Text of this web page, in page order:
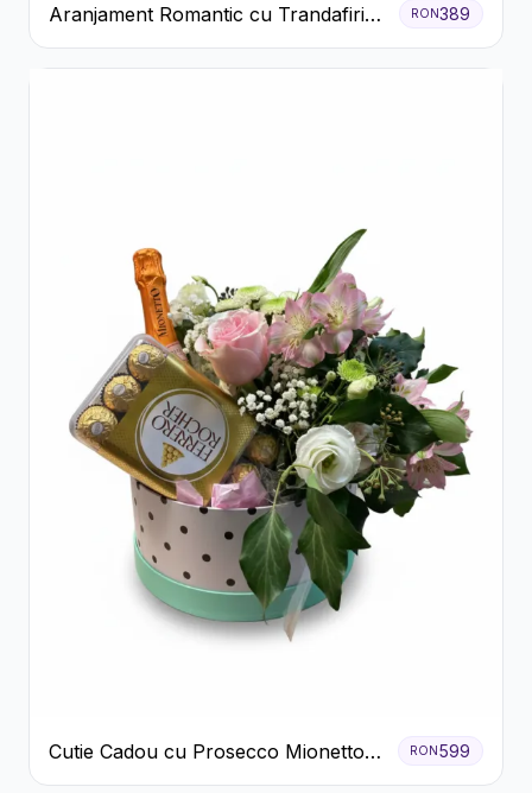
Aranjament Romantic cu Trandafiri
Roșii și Șampanie rose
RON389
Cutie Cadou cu Prosecco Mionetto
Ferrero Rocher și Flori Pastelate
RON599